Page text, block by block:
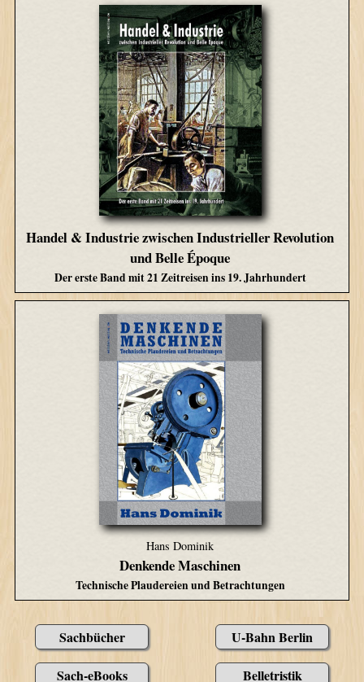
Handel & Industrie zwischen Industrieller Revolution
und Belle Époque
Der erste Band mit 21 Zeitreisen ins 19. Jahrhundert
Hans Dominik
Denkende Maschinen
Technische Plaudereien und Betrachtungen
Sachbücher U-Bahn Berlin
Sach-eBooks Belletristik